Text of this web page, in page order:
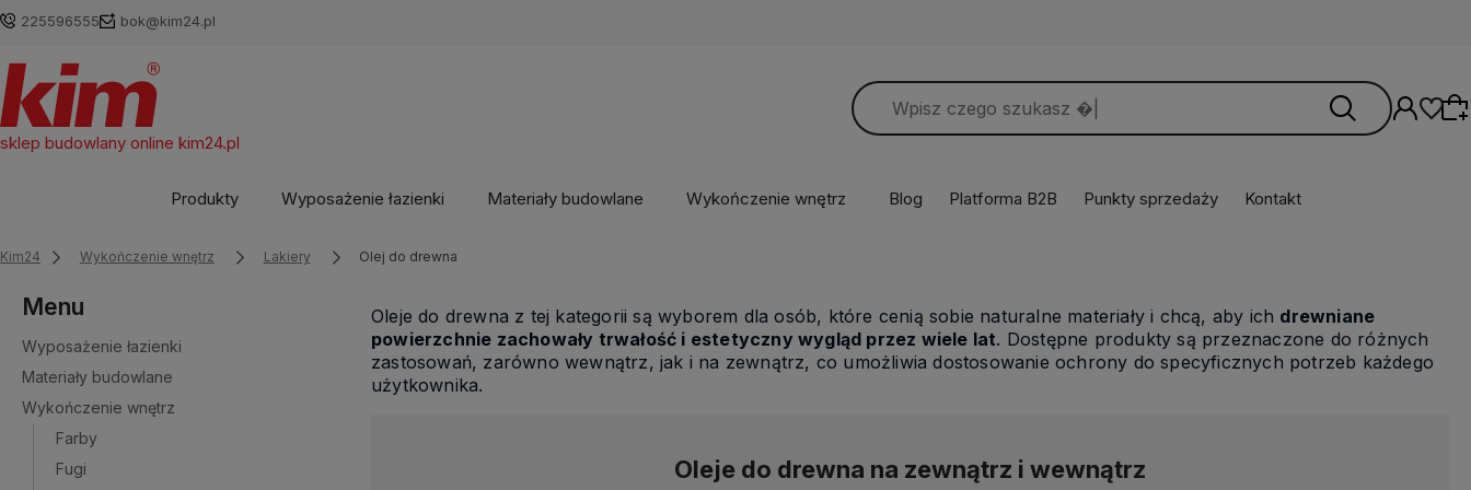
225596555 bok@kim24.pl
sklep budowlany online kim24.pl
produkty do listy z poprzedniej sesji.
Produkty Wyposażenie łazienki Materiały budowlane Wykończenie wnętrz Blog Platforma B2B Punkty sprzedaży Kontakt
Kim24 Wykończenie wnętrz Lakiery Olej do drewna
Menu
Wyposażenie łazienki
Materiały budowlane
Wykończenie wnętrz
Farby
Fugi
Oleje do drewna z tej kategorii są wyborem dla osób, które cenią sobie naturalne materiały i chcą, aby ich drewniane
powierzchnie zachowały trwałość i estetyczny wygląd przez wiele lat. Dostępne produkty są przeznaczone do różnych
zastosowań, zarówno wewnątrz, jak i na zewnątrz, co umożliwia dostosowanie ochrony do specyficznych potrzeb każdego
użytkownika.
Oleje do drewna na zewnątrz i wewnątrz